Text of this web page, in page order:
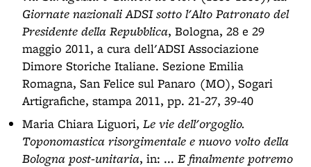
Giornate nazionali ADSI sotto l'Alto Patronato del
Presidente della Repubblica, Bologna, 28 e 29
maggio 2011, a cura dell'ADSI Associazione
Dimore Storiche Italiane. Sezione Emilia
Romagna, San Felice sul Panaro (MO), Sogari
Artigrafiche, stampa 2011, pp. 21-27, 39-40
Maria Chiara Liguori, Le vie dell'orgoglio.
Toponomastica risorgimentale e nuovo volto della
Bologna post-unitaria, in: ... E finalmente potremo